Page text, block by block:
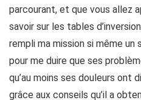
parcourant, et que vous allez
savoir sur les tables
rempli ma mission si même un
pour me duire que ses
qu’au moins ses douleurs ont
grâce aux conseils qu’il a